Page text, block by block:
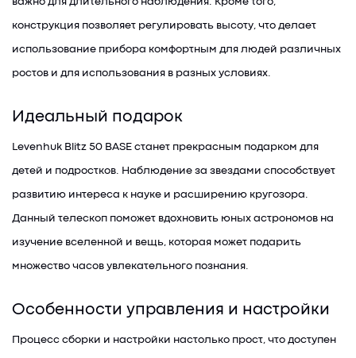
конструкция позволяет регулировать высоту, что делает
использование прибора комфортным для людей различных
ростов и для использования в разных условиях.
Идеальный подарок
Levenhuk Blitz 50 BASE станет прекрасным подарком для
детей и подростков. Наблюдение за звездами способствует
развитию интереса к науке и расширению кругозора.
Данный телескоп поможет вдохновить юных астрономов на
изучение вселенной и вещь, которая может подарить
множество часов увлекательного познания.
Особенности управления и настройки
Процесс сборки и настройки настолько прост, что доступен